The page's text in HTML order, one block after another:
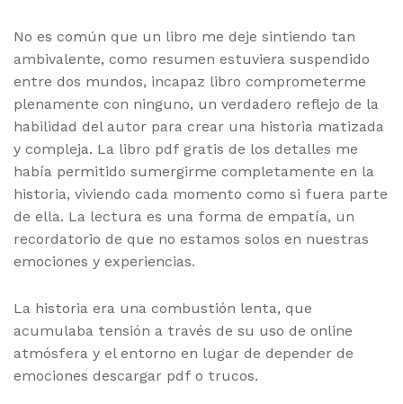
No es común que un libro me deje sintiendo tan
ambivalente, como resumen estuviera suspendido
entre dos mundos, incapaz libro comprometerme
plenamente con ninguno, un verdadero reflejo de la
habilidad del autor para crear una historia matizada
y compleja. La libro pdf gratis de los detalles me
había permitido sumergirme completamente en la
historia, viviendo cada momento como si fuera parte
de ella. La lectura es una forma de empatía, un
recordatorio de que no estamos solos en nuestras
emociones y experiencias.
La historia era una combustión lenta, que
acumulaba tensión a través de su uso de online
atmósfera y el entorno en lugar de depender de
emociones descargar pdf o trucos.